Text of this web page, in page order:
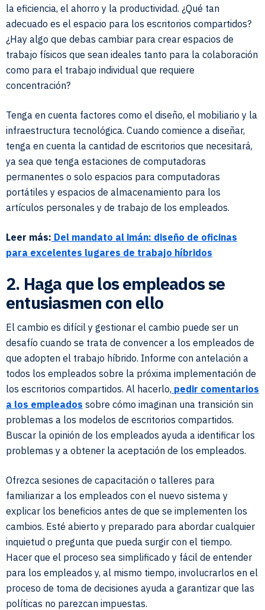
la eficiencia, el ahorro y la productividad. ¿Qué tan
adecuado es el espacio para los escritorios compartidos?
¿Hay algo que debas cambiar para crear espacios de
trabajo físicos que sean ideales tanto para la colaboración
como para el trabajo individual que requiere
concentración?
Tenga en cuenta factores como el diseño, el mobiliario y la
infraestructura tecnológica. Cuando comience a diseñar,
tenga en cuenta la cantidad de escritorios que necesitará,
ya sea que tenga estaciones de computadoras
permanentes o solo espacios para computadoras
portátiles y espacios de almacenamiento para los
artículos personales y de trabajo de los empleados.
Leer más: Del mandato al imán: diseño de oficinas
para excelentes lugares de trabajo híbridos
2. Haga que los empleados se
entusiasmen con ello
El cambio es difícil y gestionar el cambio puede ser un
desafío cuando se trata de convencer a los empleados de
que adopten el trabajo híbrido. Informe con antelación a
todos los empleados sobre la próxima implementación de
los escritorios compartidos. Al hacerlo, pedir comentarios
a los empleados sobre cómo imaginan una transición sin
problemas a los modelos de escritorios compartidos.
Buscar la opinión de los empleados ayuda a identificar los
problemas y a obtener la aceptación de los empleados.
Ofrezca sesiones de capacitación o talleres para
familiarizar a los empleados con el nuevo sistema y
explicar los beneficios antes de que se implementen los
cambios. Esté abierto y preparado para abordar cualquier
inquietud o pregunta que pueda surgir con el tiempo.
Hacer que el proceso sea simplificado y fácil de entender
para los empleados y, al mismo tiempo, involucrarlos en el
proceso de toma de decisiones ayuda a garantizar que las
políticas no parezcan impuestas.